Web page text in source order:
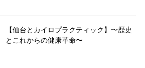
【仙台とカイロプラクティック】〜歴史
とこれからの健康革命〜